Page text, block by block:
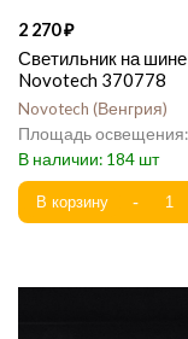
2 270
Светильник на шине
Novotech 370778
Novotech Венгрия
184